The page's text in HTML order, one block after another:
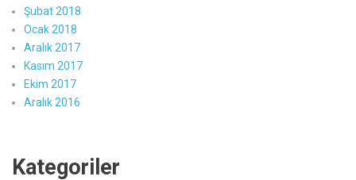
Şubat 2018
Ocak 2018
Aralık 2017
Kasım 2017
Ekim 2017
Aralık 2016
Kategoriler